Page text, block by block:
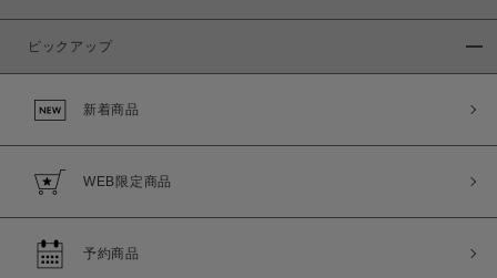
ピックアップ
新着商品
WEB限定商品
予約商品